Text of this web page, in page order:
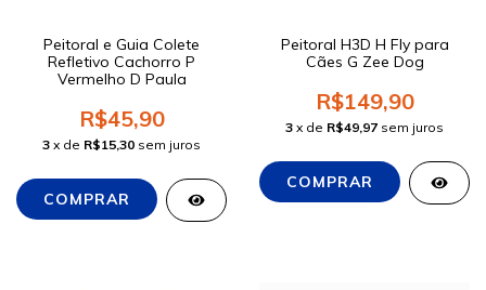
Peitoral e Guia Colete
Refletivo Cachorro P
Vermelho D Paula
R$45,90
3 x de R$15,30 sem juros
Peitoral H3D H Fly para
Cães G Zee Dog
R$149,90
3 x de R$49,97 sem juros